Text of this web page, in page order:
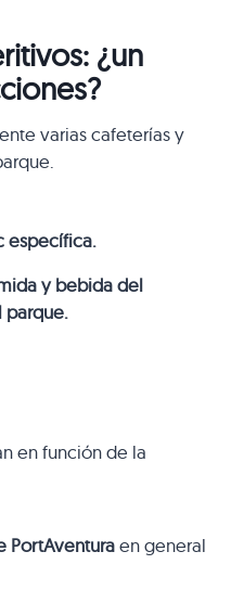
¿un
varias cafeterías y
específica.
y bebida del
parque.
en función de la
PortAventuraen general